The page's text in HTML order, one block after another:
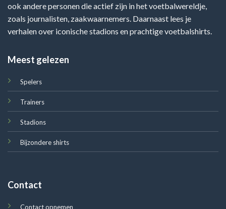
ook andere personen die actief zijn in het voetbalwereldje,
zoals journalisten, zaakwaarnemers. Daarnaast lees je
verhalen over iconische stadions en prachtige voetbalshirts.
Meest gelezen
Spelers
Trainers
Stadions
Bijzondere shirts
Contact
Contact opnemen